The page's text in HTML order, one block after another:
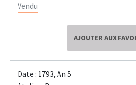
Vendu
AJOUTER AUX
Date : 1793, An 5